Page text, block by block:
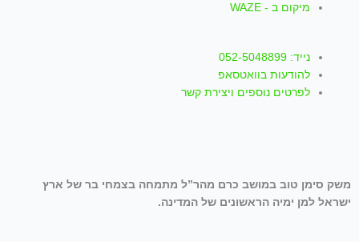
מיקום ב - WAZE
נייד: 052-5048899
להודעות בוואטסאפ
לפרטים נוספים ויצירת קשר
משק סימן טוב במושב כרם מהר”ל מתמחה בצמחי בר של ארץ
ישראל למן ימיה הראשונים של המדינה.